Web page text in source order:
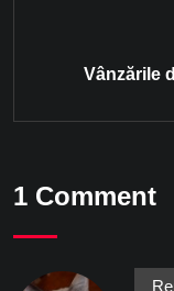
Vânzările
1 Comment